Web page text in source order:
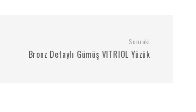
Sonraki
Bronz Detaylı Gümüş VITRIOL Yüzük